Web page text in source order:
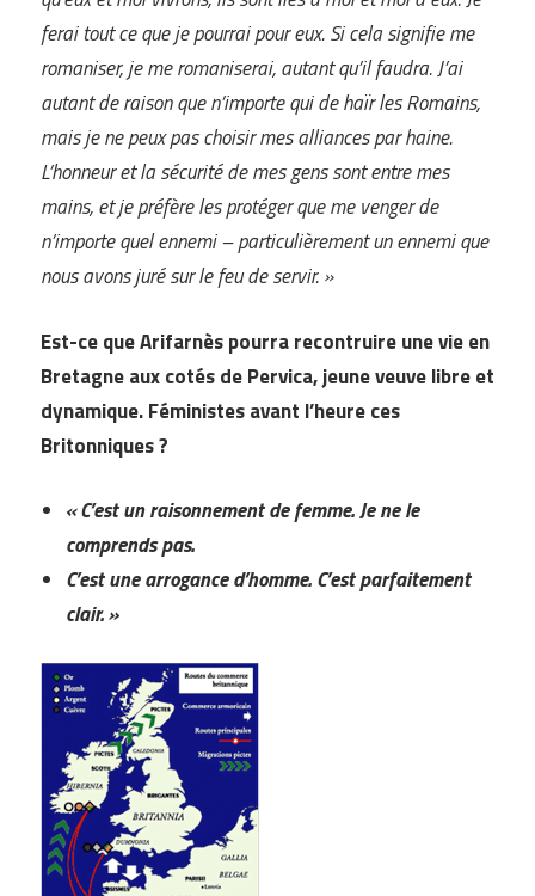
ferai tout ce que je pourrai pour eux. Si cela signifie me
romaniser, je me romaniserai, autant qu’il faudra. J’ai
autant de raison que n’importe qui de haïr les Romains,
mais je ne peux pas choisir mes alliances par haine.
L’honneur et la sécurité de mes gens sont entre mes
mains, et je préfère les protéger que me venger de
n’importe quel ennemi – particulièrement un ennemi que
nous avons juré sur le feu de servir. »
Est-ce que Arifarnès pourra recontruire une vie en
Bretagne aux cotés de Pervica, jeune veuve libre et
dynamique. Féministes avant l’heure ces
Britonniques ?
« C’est un raisonnement de femme. Je ne le
comprends pas.
C’est une arrogance d’homme. C’est parfaitement
clair. »